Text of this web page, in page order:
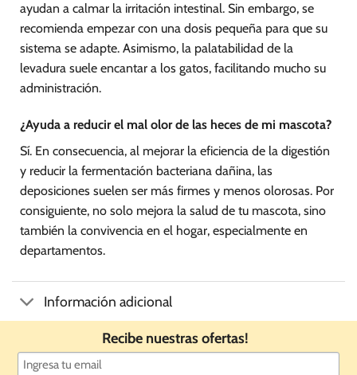
ayudan a calmar la irritación intestinal. Sin embargo, se
recomienda empezar con una dosis pequeña para que su
sistema se adapte. Asimismo, la palatabilidad de la
levadura suele encantar a los gatos, facilitando mucho su
administración.
¿Ayuda a reducir el mal olor de las heces de mi mascota?
Sí. En consecuencia, al mejorar la eficiencia de la digestión
y reducir la fermentación bacteriana dañina, las
deposiciones suelen ser más firmes y menos olorosas. Por
consiguiente, no solo mejora la salud de tu mascota, sino
también la convivencia en el hogar, especialmente en
departamentos.
Información adicional
Recibe nuestras ofertas!